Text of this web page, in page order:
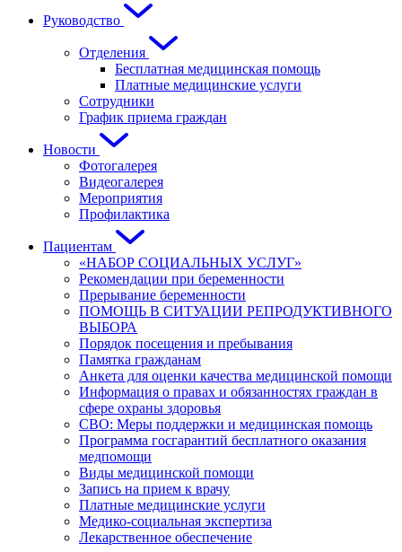
Руководство
Отделения
Бесплатная медицинская помощь
Платные медицинские услуги
Сотрудники
График приема граждан
Новости
Фотогалерея
Видеогалерея
Мероприятия
Профилактика
Пациентам
«НАБОР СОЦИАЛЬНЫХ УСЛУГ»
Рекомендации при беременности
Прерывание беременности
ПОМОЩЬ В СИТУАЦИИ РЕПРОДУКТИВНОГО
ВЫБОРА
Порядок посещения и пребывания
Памятка гражданам
Анкета для оценки качества медицинской помощи
Информация о правах и обязанностях граждан в
сфере охраны здоровья
СВО: Меры поддержки и медицинская помощь
Программа госгарантий бесплатного оказания
медпомощи
Виды медицинской помощи
Запись на прием к врачу
Платные медицинские услуги
Медико-социальная экспертиза
Лекарственное обеспечение